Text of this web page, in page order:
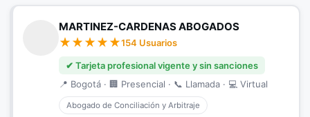
MARTINEZ-CARDENAS ABOGADOS
154 Usuarios
✔ Tarjeta profesional vigente y sin sanciones
📍 Bogotá · 🏢 Presencial · 📞 Llamada · 💻 Virtual
Abogado de Conciliación y Arbitraje